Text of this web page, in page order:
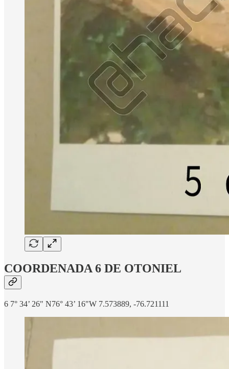
COORDENADA 6 DE OTONIEL
6 7° 34’ 26" N76° 43’ 16"W 7.573889, -76.721111